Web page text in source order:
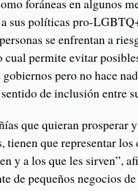
foráneas en algunos
sus políticas pro-
se enfrentan a
cual permite evitar
pero no hace
de inclusión entre
que quieran prosperar
tienen que representar los
y a los que les sirven”,
de pequeños negocios